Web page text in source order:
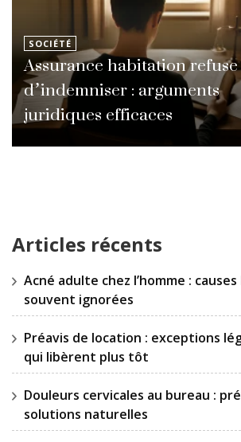
SOCIÉTÉ
Assurance habitation refuse
d’indemniser : arguments
juridiques efficaces
Articles récents
Acné adulte chez l’homme :
souvent ignorées
Préavis de location : exceptions
qui libèrent plus tôt
Douleurs cervicales au bureau :
solutions naturelles